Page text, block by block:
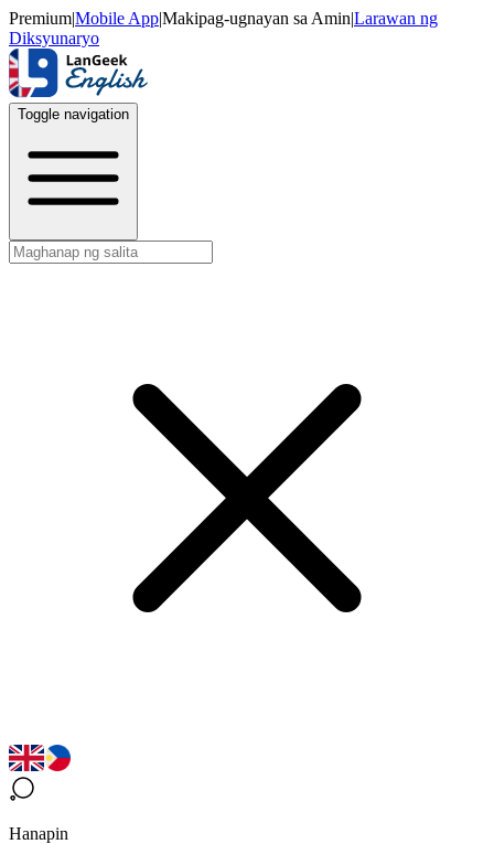
Premium|Mobile App|Makipag-ugnayan sa Amin|Larawan ng
Diksyunaryo
Toggle navigation
Hanapin